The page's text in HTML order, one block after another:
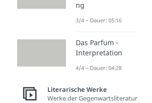
ng
3/4 – Dauer: 05:16
Das Parfum -
Interpretation
4/4 – Dauer: 04:28
Literarische Werke
Werke der Gegenwartsliteratur